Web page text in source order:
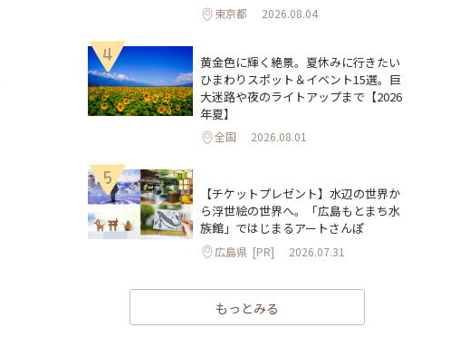
東京都 2026.08.04
4
黄金色に輝く絶景。夏休みに行きたい
ひまわりスポット＆イベント15選。巨
大迷路や夜のライトアップまで【2026
年夏】
全国 2026.08.01
5
【チケットプレゼント】水辺の世界か
ら浮世絵の世界へ。「広島もとまち水
族館」ではじまるアートさんぽ
広島県 [PR] 2026.07.31
もっとみる